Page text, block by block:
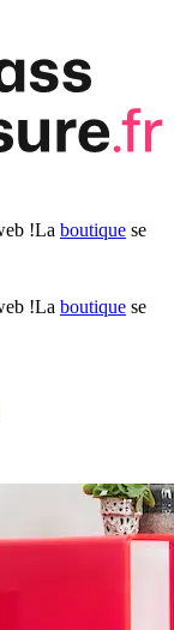
!La boutique se
!La boutique se